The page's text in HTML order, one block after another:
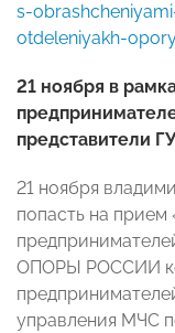
s-
otdeleniyakh-
21 ноября в
представители
21 ноября
попасть на
ОПОРЫ РОССИИ
управления МЧС